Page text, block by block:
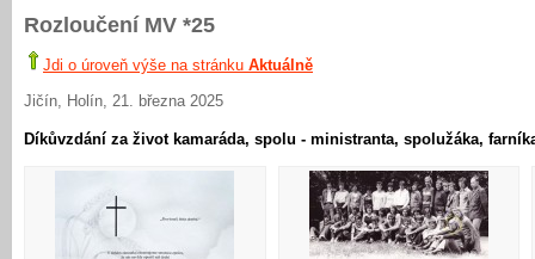
Rozloučení MV *25
Jdi o úroveň výše na stránku Aktuálně
Jičín, Holín, 21. března 2025
Díkůvzdání za život kamaráda, spolu - ministranta, spolužáka,